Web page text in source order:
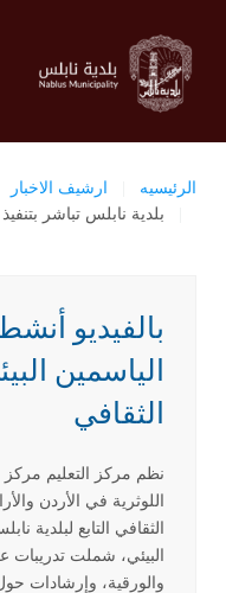
الرئيسيه
ارشيف الاخبار
بلدية نابلس تباشر
بالفيديو
الياسمين
الثقافي
نظم مركز التعليم مركز
اللوثرية في الأردن
الثقافي التابع لبلدية
البيئي، شملت تدريبات
والورقية، وإرشادات